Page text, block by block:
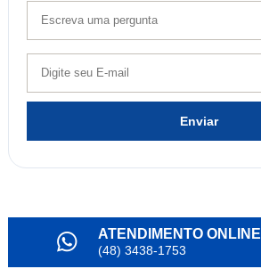
Enviar
ATENDIMENTO ONLINE
(48) 3438-1753